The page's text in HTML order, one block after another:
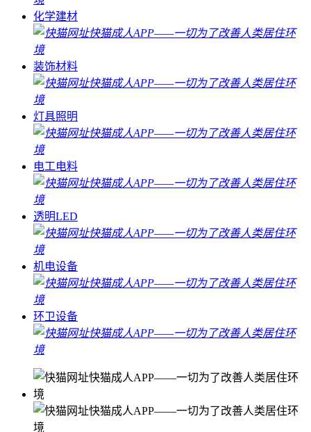
化学建材
装饰材料
灯具照明
电工电料
透明LED
机电设备
环卫设备